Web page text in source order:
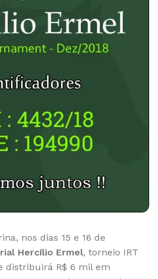
nos dias 15 e 16 de
Hercílio Ermel, torneio IRT
distribuirá R$ 6 mil em